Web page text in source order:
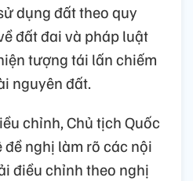
dụng đất theo quy
đất đai và pháp luật
tượng tái lấn chiếm
nguyên đất.
chỉnh, Chủ tịch Quốc
nghị làm rõ các nội
điều chỉnh theo nghị